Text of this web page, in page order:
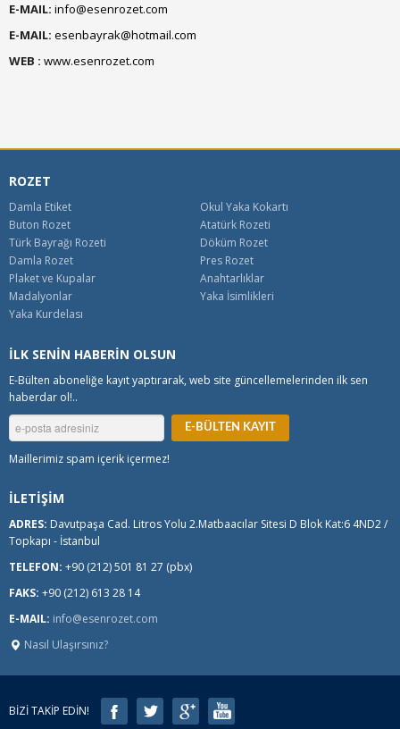
E-MAIL: info@esenrozet.com
E-MAIL: esenbayrak@hotmail.com
WEB : www.esenrozet.com
ROZET
Damla Etiket
Okul Yaka Kokartı
Buton Rozet
Atatürk Rozeti
Türk Bayrağı Rozeti
Döküm Rozet
Damla Rozet
Pres Rozet
Plaket ve Kupalar
Anahtarlıklar
Madalyonlar
Yaka İsimlikleri
Yaka Kurdelası
İLK SENİN HABERİN OLSUN
E-Bülten aboneliğe kayıt yaptırarak, web site güncellemelerinden ilk sen
haberdar ol!..
Maillerimiz spam içerik içermez!
İLETİŞİM
ADRES: Davutpaşa Cad. Litros Yolu 2.Matbaacılar Sitesi D Blok Kat:6 4ND2 /
Topkapı - İstanbul
TELEFON: +90 (212) 501 81 27 (pbx)
FAKS: +90 (212) 613 28 14
E-MAIL: info@esenrozet.com
Nasıl Ulaşırsınız?
BİZİ TAKİP EDİN!